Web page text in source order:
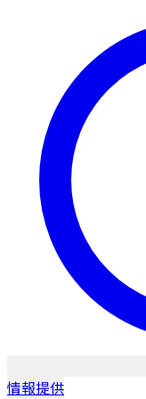
情報提供